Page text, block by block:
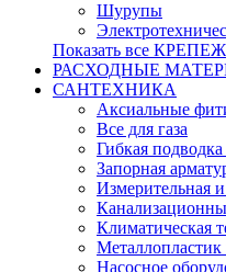
Шурупы
Показать все КРЕПЕЖ
РАСХОДНЫЕ
САНТЕХНИКА
Аксиальные
Все для газа
Гибкая
Запорная
Измерительная
Климатическая
Насосное